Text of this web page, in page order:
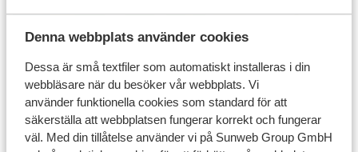
Denna webbplats använder cookies
Dessa är små textfiler som automatiskt installeras i din
webbläsare när du besöker vår webbplats. Vi
använder funktionella cookies som standard för att
säkerställa att webbplatsen fungerar korrekt och fungerar
väl. Med din tillåtelse använder vi på Sunweb Group GmbH
I området
Avstånd till stranden: avstånd till agiofili är ca
2000 m och till vassiliki bay är det ca 150 m
(sandstrand)
Avstånd till centrum
Avstånd till flygplats ca 57 km